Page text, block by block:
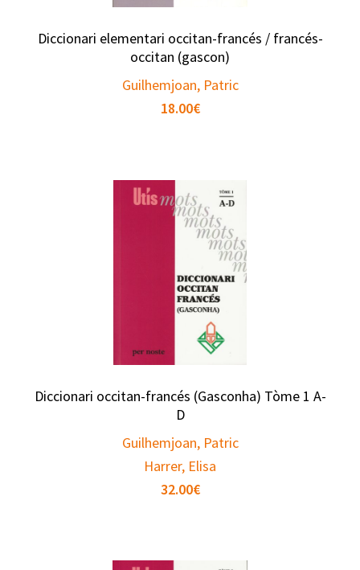
Diccionari elementari occitan-francés / francés-
occitan (gascon)
Guilhemjoan, Patric
18.00€
Diccionari occitan-francés (Gasconha) Tòme 1 A-
D
Guilhemjoan, Patric
Harrer, Elisa
32.00€